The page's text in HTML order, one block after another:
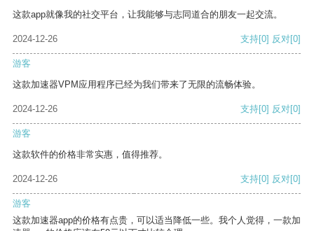
这款app就像我的社交平台，让我能够与志同道合的朋友一起交流。
2024-12-26 支持[0] 反对[0]
游客
这款加速器VPM应用程序已经为我们带来了无限的流畅体验。
2024-12-26 支持[0] 反对[0]
游客
这款软件的价格非常实惠，值得推荐。
2024-12-26 支持[0] 反对[0]
游客
这款加速器app的价格有点贵，可以适当降低一些。我个人觉得，一款加